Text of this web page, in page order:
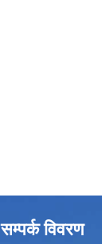
सम्पर्क विवरण